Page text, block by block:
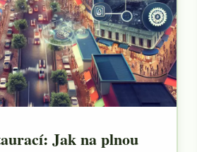
Jak na plnou